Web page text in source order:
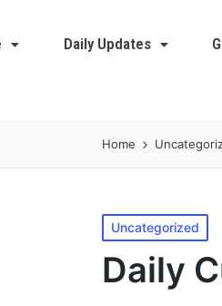
Daily Updates
Home
Uncategorized
Daily